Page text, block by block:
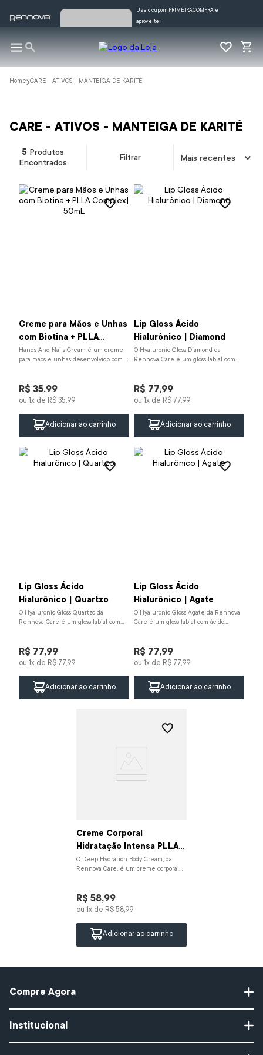
Use o cupom PRIMEIRACOMPRA e
aproveite!
CARE - ATIVOS - MANTEIGA DE KARITÉ
CARE - ATIVOS - MANTEIGA DE KARITÉ
5 Produtos
Encontrados
Filtrar Mais recentes
Creme para Mãos e Unhas
com Biotina + PLLA
Complex| 50mL
Hands And Nails Cream é um creme
para mãos e unhas desenvolvido com a
R$ 35,99
ou 1x de R$ 35,99
Adicionar ao carrinho
Lip Gloss Ácido
Hialurônico | Diamond
O Hyaluronic Gloss Diamond da
Rennova Care é um gloss labial com
R$ 77,99
ou 1x de R$ 77,99
Adicionar ao carrinho
Lip Gloss Ácido
Hialurônico | Quartzo
O Hyaluronic Gloss Quartzo da
Rennova Care é um gloss labial com
R$ 77,99
ou 1x de R$ 77 99
Adicionar ao carrinho
Lip Gloss Ácido
Hialurônico | Agate
O Hyaluronic Gloss Agate da Rennova
Care é um gloss labial com ácido
R$ 77,99
ou 1x de R$ 77 99
Adicionar ao carrinho
Creme Corporal
Hidratação Intensa PLLA
Complex | 200mL
O Deep Hydration Body Cream, da
Rennova Care, é um creme corporal
R$ 58,99
ou 1x de R$ 58,99
Adicionar ao carrinho
Compre Agora
Protetor Solar
PLLA COMPLEX TECHNOLOGY
Institucional